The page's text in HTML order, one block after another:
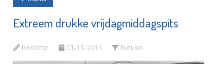
Extreem drukke vrijdagmiddagspits
Redactie 01-11-2019 Nieuws